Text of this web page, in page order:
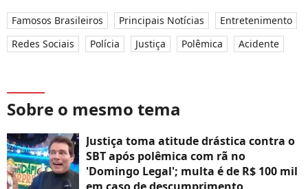
Famosos Brasileiros Principais Notícias
Entretenimento
Redes Sociais
Polícia Justiça Polêmica Acidente
Sobre o mesmo tema
Justiça toma atitude drástica contra o
SBT após polêmica com rã no
'Domingo Legal'; multa é de R$ 100 mil